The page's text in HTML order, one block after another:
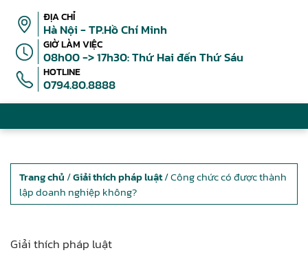
ĐỊA CHỈ
Hà Nội - TP.Hồ Chí Minh
GIỜ LÀM VIỆC
08h00 -> 17h30: Thứ Hai đến Thứ Sáu
HOTLINE
0794.80.8888
Trang chủ /Giải thích pháp luật/ Công chức có được thành
lập doanh nghiệp không?
Giải thích pháp luật